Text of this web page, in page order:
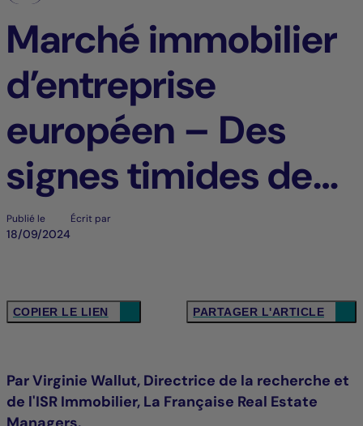
Marché immobilier
d’entreprise
européen – Des
signes timides de
reprise ?
Publié le
18/09/2024
Écrit par
COPIER LE LIEN PARTAGER L'ARTICLE
Par Virginie Wallut, Directrice de la recherche et
de l'ISR Immobilier, La Française Real Estate